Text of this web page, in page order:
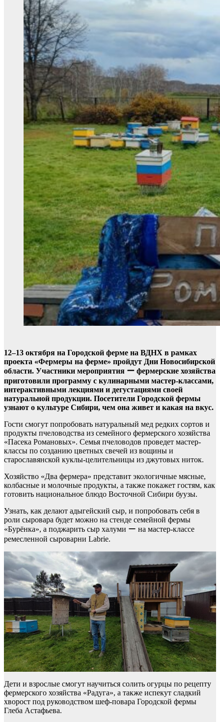
12–13 октября на Городской ферме на ВДНХ в рамках
проекта «Фермеры на ферме» пройдут Дни Новосибирской
области. Участники мероприятия ー фермерские хозяйства
приготовили программу с кулинарными мастер-классами,
интерактивными лекциями и дегустациями своей
натуральной продукции. Посетители Городской фермы
узнают о культуре Сибири, чем она живет и какая на вкус.
Гости смогут попробовать натуральный мед редких сортов и
продукты пчеловодства из семейного фермерского хозяйства
«Пасека Романовых». Семья пчеловодов проведет мастер-
классы по созданию цветных свечей из вощины и
старославянской куклы-целительницы из джутовых ниток.
Хозяйство «Два фермера» представит экологичные мясные,
колбасные и молочные продукты, а также покажет гостям, как
готовить национальное блюдо Восточной Сибири буузы.
Узнать, как делают адыгейский сыр, и попробовать себя в
роли сыровара будет можно на стенде семейной фермы
«Бурёнка», а поджарить сыр халуми ー на мастер-классе
ремесленной сыроварни Labrie.
Дети и взрослые смогут научиться солить огурцы по рецепту
фермерского хозяйства «Радуга», а также испекут сладкий
хворост под руководством шеф-повара Городской фермы
Глеба Астафьева.